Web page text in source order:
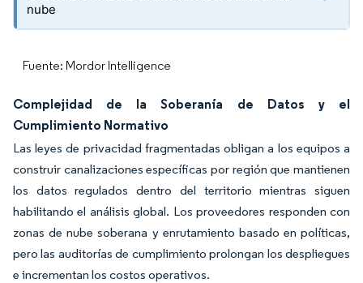
nube
Fuente: Mordor Intelligence
Complejidad de la Soberanía de Datos y el
Cumplimiento Normativo
Las leyes de privacidad fragmentadas obligan a los equipos a
construir canalizaciones específicas por región que mantienen
los datos regulados dentro del territorio mientras siguen
habilitando el análisis global. Los proveedores responden con
zonas de nube soberana y enrutamiento basado en políticas,
pero las auditorías de cumplimiento prolongan los despliegues
e incrementan los costos operativos.